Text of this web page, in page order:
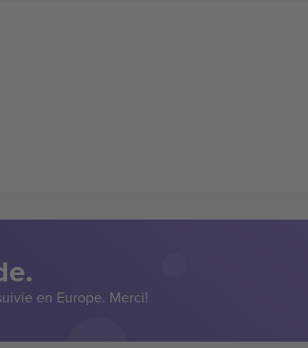
en Europe. Merci!